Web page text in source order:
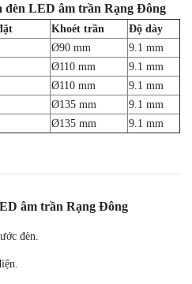
đèn LED âm trần Rạng Đông
Khoét trần
Độ dày
Ø90 mm
9.1 mm
Ø110 mm
9.1 mm
Ø110 mm
9.1 mm
Ø135 mm
9.1 mm
Ø135 mm 9.1 mm
âm trần Rạng Đông
đèn.